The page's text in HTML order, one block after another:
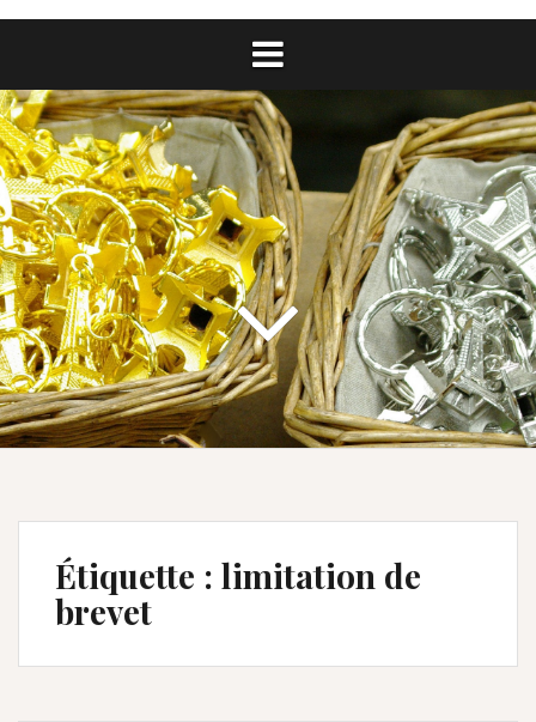
Étiquette : limitation de
brevet